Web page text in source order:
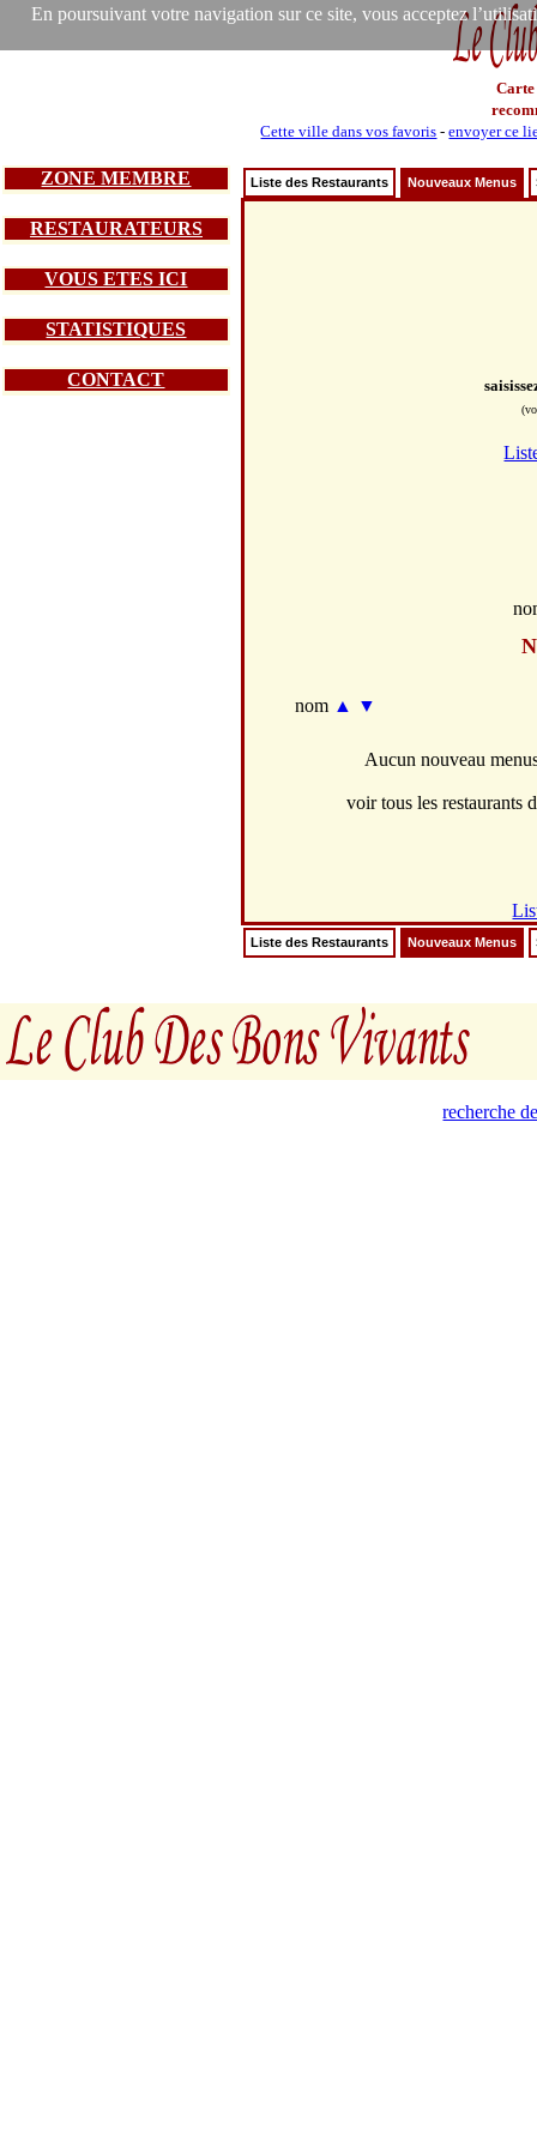
En poursuivant votre navigation sur ce site, vous acceptez
Carte
Cette ville dans vos favoris -envoyer ce
ZONE MEMBRE
RESTAURATEURS
VOUS ETES ICI
STATISTIQUES
CONTACT
Liste des Restaurants Nouveaux Menus
nom ▲ ▼
Aucun nouveau
voir tous les restaurants
Liste des Restaurants Nouveaux Menus
recherche